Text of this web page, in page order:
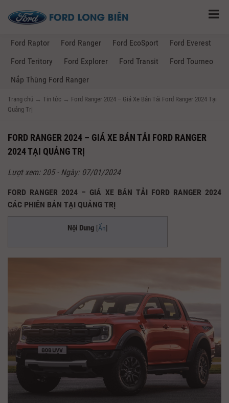
Ford Raptor Ford Ranger Ford EcoSport
Ford Everest
Ford Teritory
Ford Explorer Ford Transit
Ford Tourneo
Nắp Thùng Ford Ranger
Trang chủ → Tin tức → Ford Ranger 2024 – Giá Xe Bán Tải Ford Ranger 2024 Tại
Quảng Trị
FORD RANGER 2024 – GIÁ XE BÁN TẢI FORD RANGER
2024 TẠI QUẢNG TRỊ
Lượt xem: 205 - Ngày: 07/01/2024
FORD RANGER 2024 – GIÁ XE BÁN TẢI FORD RANGER 2024
CÁC PHIÊN BẢN TẠI QUẢNG TRỊ
Nội Dung [Ẩn]